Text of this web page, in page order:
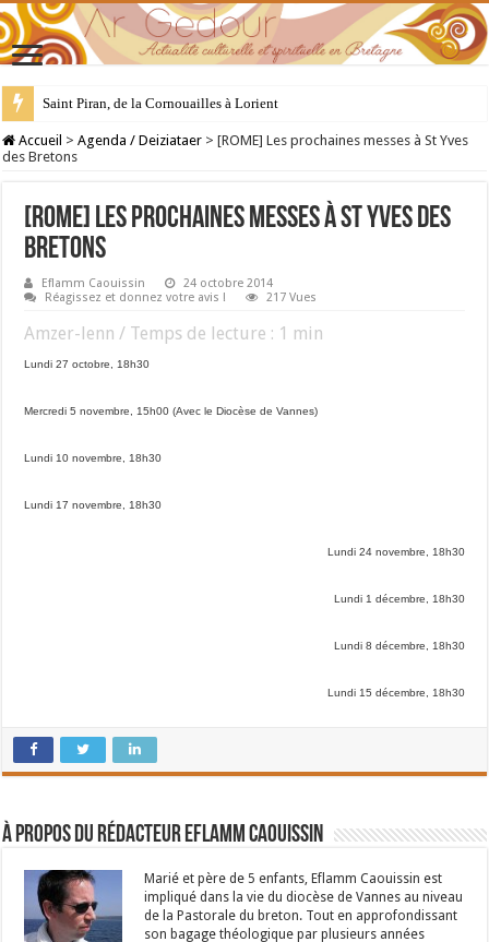
Saint Piran, de la Cornouailles à Lorient
28 juillet : Saint Samson de Dol, père de la Bretagne chrétienne
Accueil > Agenda / Deiziataer > [ROME] Les prochaines messes à St Yves
des Bretons
[ROME] Les prochaines messes à St Yves des
Bretons
Eflamm Caouissin
24 octobre 2014
Réagissez et donnez votre avis !
217 Vues
Amzer-lenn / Temps de lecture : 1 min
Lundi 27 octobre, 18h30
Mercredi 5 novembre, 15h00 (Avec le Diocèse de Vannes)
Lundi 10 novembre, 18h30
Lundi 17 novembre, 18h30
Lundi 24 novembre, 18h30
Lundi 1 décembre, 18h30
Lundi 8 décembre, 18h30
Lundi 15 décembre, 18h30
À propos du rédacteur Eflamm Caouissin
Marié et père de 5 enfants, Eflamm Caouissin est
impliqué dans la vie du diocèse de Vannes au niveau
de la Pastorale du breton. Tout en approfondissant
son bagage théologique par plusieurs années